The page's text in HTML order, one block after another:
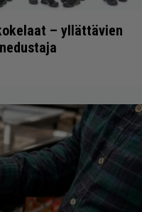
– yllättävien